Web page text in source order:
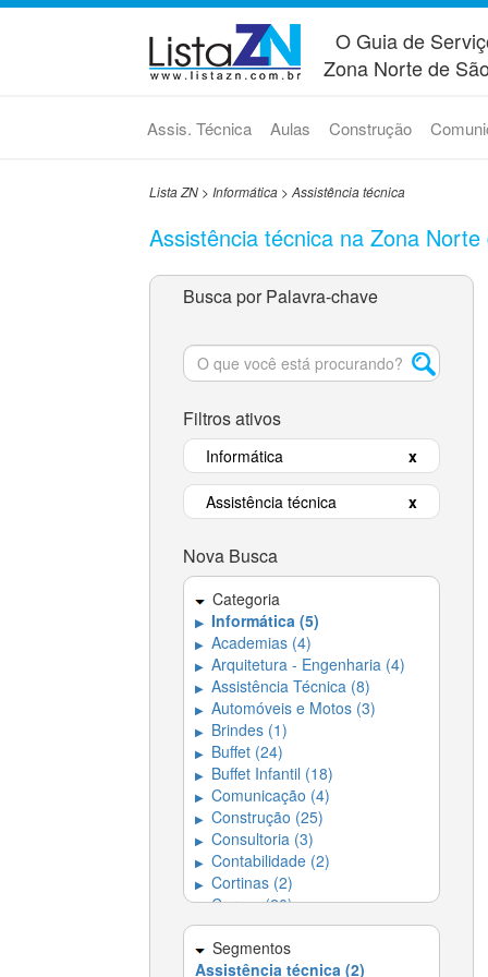
O Guia de
Zona Norte de
Assis. Técnica Aulas Construção
Lista ZN> Informática> Assistência técnica
Assistência técnica na Zona Norte
Busca por Palavra-chave
Filtros ativos
Informática x
Assistência técnica x
Nova Busca
Categoria
▶ Informática (5)
▶ Academias (4)
▶ Arquitetura - Engenharia (4)
▶ Assistência Técnica (8)
▶ Automóveis e Motos (3)
▶ Brindes (1)
▶ Buffet (24)
▶ Buffet Infantil (18)
▶ Comunicação (4)
▶ Construção (25)
▶ Consultoria (3)
▶ Contabilidade (2)
▶ Cortinas (2)
▶ Cursos (20)
▶ Decoração (17)
▶ Dedetizadora (4)
▶ Dedetizadoras e
Segmentos
Assistência técnica (2)